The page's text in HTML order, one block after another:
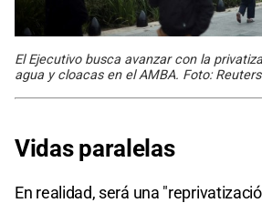
El Ejecutivo busca avanzar con la
agua y cloacas en el AMBA. Foto: Reuters
Vidas paralelas
En realidad, será una